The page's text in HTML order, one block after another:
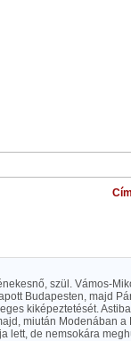
szül. Vámos-
Budapesten, majd
kiképeztetését.
miután Modenában
lett, de nemsokára